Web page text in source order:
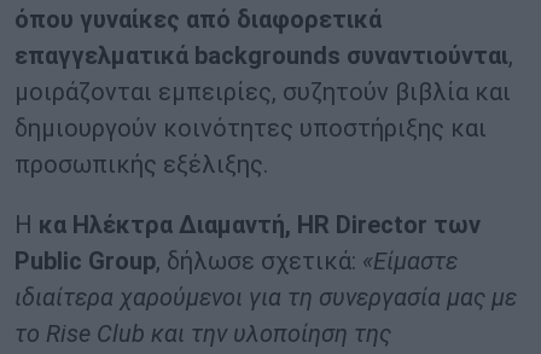
όπου γυναίκες από διαφορετικά
επαγγελματικά backgrounds συναντιούνται,
μοιράζονται εμπειρίες, συζητούν βιβλία και
δημιουργούν κοινότητες υποστήριξης και
προσωπικής εξέλιξης.
Η κα Ηλέκτρα Διαμαντή, HR Director των
Public Group, δήλωσε σχετικά: «Είμαστε
ιδιαίτερα χαρούμενοι για τη συνεργασία μας με
το Rise Club και την υλοποίηση της